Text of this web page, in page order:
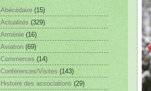
Abécédaire (15)
Actualités (329)
Arménie (16)
Aviation (69)
Commerces (14)
Conférences/Visites (143)
Histoire des associations (29)